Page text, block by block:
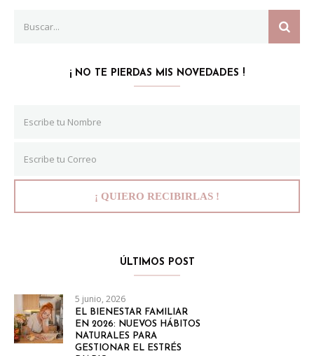
for:
¡ NO TE PIERDAS MIS NOVEDADES !
ÚLTIMOS POST
5 junio, 2026
EL BIENESTAR FAMILIAR
EN 2026: NUEVOS HÁBITOS
NATURALES PARA
GESTIONAR EL ESTRÉS